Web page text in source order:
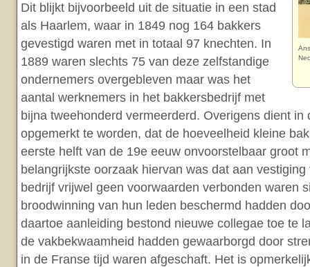
Dit blijkt bijvoorbeeld uit de situatie in een stad
als Haarlem, waar in 1849 nog 164 bakkers
gevestigd waren met in totaal 97 knechten. In
1889 waren slechts 75 van deze zelfstandige
ondernemers overgebleven maar was het
aantal werknemers in het bakkersbedrijf met
bijna tweehonderd vermeerderd. Overigens dient in
opgemerkt te worden, dat de hoeveelheid kleine
eerste helft van de 19e eeuw onvoorstelbaar groot
belangrijkste oorzaak hiervan was dat aan
bedrijf vrijwel geen voorwaarden verbonden waren
broodwinning van hun leden beschermd hadden
daartoe aanleiding bestond nieuwe collegae toe te
de vakbekwaamheid hadden gewaarborgd door
in de Franse tijd waren afgeschaft. Het is